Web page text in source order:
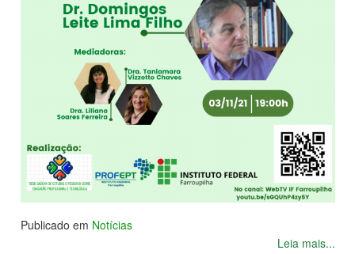
Publicado em Notícias
Leia mais...